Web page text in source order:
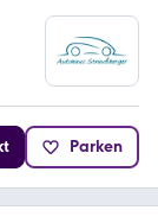
Parken